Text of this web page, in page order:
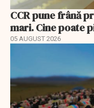
CCR pune frână
mari. Cine poate
05 AUGUST 2026